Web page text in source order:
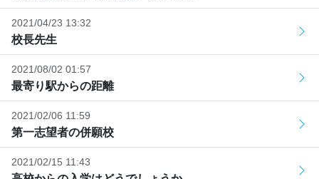
2021/04/23 13:32
校長先生
2021/08/02 01:57
最寄り駅からの距離
2021/02/06 11:59
第一志望者の併願校
2021/02/15 11:43